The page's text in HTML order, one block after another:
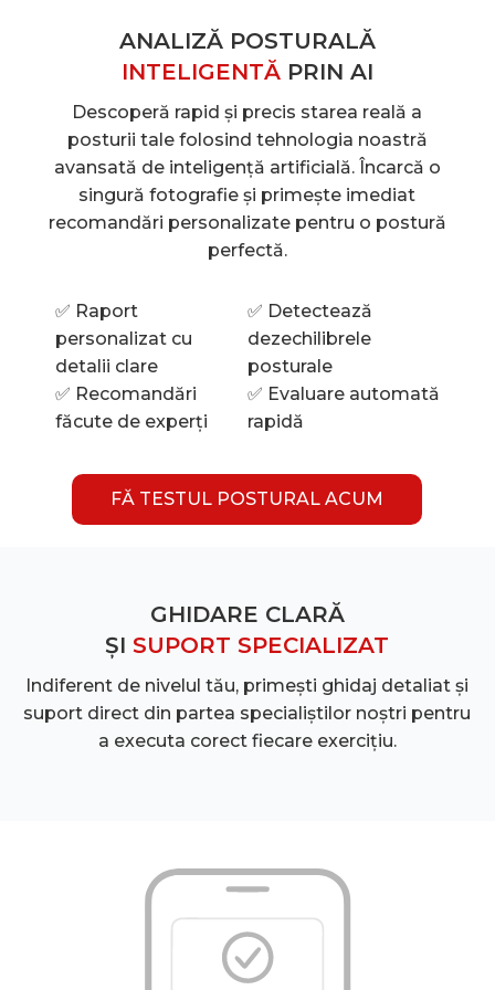
ANALIZĂ POSTURALĂ
INTELIGENTĂPRIN AI
Descoperă rapid și precis starea reală a
posturii tale folosind tehnologia noastră
avansată de inteligență artificială. Încarcă o
singură fotografie și primește imediat
recomandări personalizate pentru o postură
perfectă.
✅ Raport
personalizat cu
detalii clare
✅ Recomandări
făcute de experți
✅ Detectează
dezechilibrele
posturale
✅ Evaluare automată
rapidă
FĂ TESTUL POSTURAL ACUM
GHIDARE CLARĂ
ȘISUPORT SPECIALIZAT
Indiferent de nivelul tău, primești ghidaj detaliat și
suport direct din partea specialiștilor noștri pentru
a executa corect fiecare exercițiu.